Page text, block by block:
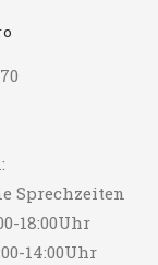
Sprechzeiten
18:00Uhr
14:00Uhr